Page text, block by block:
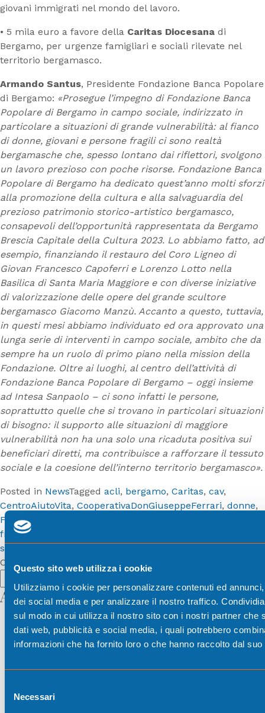
Questo sito web utilizza i cookie
Utilizziamo i cookie per personalizzare contenuti ed
dei social media e per analizzare il nostro traffico.
sul modo in cui utilizza il nostro sito con i nostri partner che
dati web, pubblicità e social media, i quali potrebbero
informazioni che ha fornito loro o che hanno raccolto dal
delNecessari
giovani immigrati nel mondo del lavoro.
• 5 mila euro a favore della Caritas Diocesana di
Bergamo, per urgenze famigliari e sociali rilevate nel
territorio bergamasco.
Armando Santus, Presidente Fondazione Banca Popolare
di Bergamo: «Prosegue l’impegno di Fondazione Banca
Popolare di Bergamo in campo sociale, indirizzato in
particolare a situazioni di grande vulnerabilità: al fianco
di donne, giovani e persone fragili ci sono realtà
bergamasche che, spesso lontano dai riflettori, svolgono
un lavoro prezioso con poche risorse. Fondazione Banca
Popolare di Bergamo ha dedicato quest’anno molti sforzi
alla promozione della cultura e alla salvaguardia del
prezioso patrimonio storico-artistico bergamasco,
consapevoli dell’opportunità rappresentata da Bergamo
Brescia Capitale della Cultura 2023. Lo abbiamo fatto, ad
esempio, finanziando il restauro del Coro Ligneo di
Giovan Francesco Capoferri e Lorenzo Lotto nella
Basilica di Santa Maria Maggiore e con diverse iniziative
di valorizzazione delle opere del grande scultore
bergamasco Giacomo Manzù. Accanto a questo, tuttavia,
in questi mesi abbiamo individuato ed ora approvato una
lunga serie di interventi in campo sociale, ambito che da
sempre ha un ruolo di primo piano nella mission della
Fondazione. Oltre ai luoghi, al centro dell’attività di
Fondazione Banca Popolare di Bergamo – oggi insieme
ad Intesa Sanpaolo – ci sono infatti le persone,
soprattutto quelle che si trovano in particolari situazioni
di bisogno: il supporto alle situazioni di maggiore
vulnerabilità non ha una solo una ricaduta positiva sui
beneficiari diretti, ma contribuisce a rafforzare il tessuto
sociale e la coesione dell’interno territorio bergamasco».
Posted in NewsTagged acli, bergamo, Caritas, cav,
CentroAiutoVita, CooperativaDonGiuseppeFerrari, donne,
Fondazione Bpb
fragili,
suorepoverelle
on
per
il
sociale:
oltre
70
Cerca
Articoli recenti
Nuove attrezzature per la mensa dei Frati
Cappuccini di Bergamo. Continua l’impegno di
Fondazione BPB contro povertà e emarginazione
approda in Valle Seriana (Bergamo).
anni. Al via la II edizione di “Comunità in dialogo”, da